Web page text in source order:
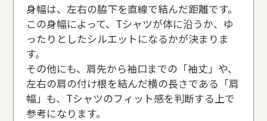
身幅は、左右の脇下を直線で結んだ距離です。
この身幅によって、Tシャツが体に沿うか、ゆ
ったりとしたシルエットになるかが決まりま
す。
その他にも、肩先から袖口までの「袖丈」や、
左右の肩の付け根を結んだ横の長さである「肩
幅」も、Tシャツのフィット感を判断する上で
参考になります。